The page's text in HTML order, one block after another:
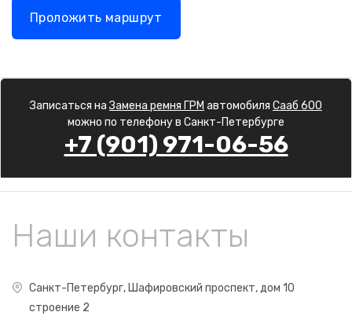
Проложить маршрут
Записаться наЗамена ремня ГРМ автомобиля Сааб 600
можно по телефону в Санкт-Петербурге
+7 (901) 971-06-56
Наши контакты
Санкт-Петербург, Шафировский проспект, дом 10
строение 2